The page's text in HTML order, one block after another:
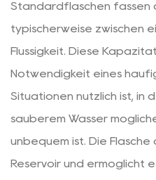
Standardflaschen fassen
typischerweise zwischen
Flüssigkeit. Diese
Notwendigkeit eines
Situationen nützlich ist, in
sauberem Wasser
unbequem ist. Die
Reservoir und ermöglicht